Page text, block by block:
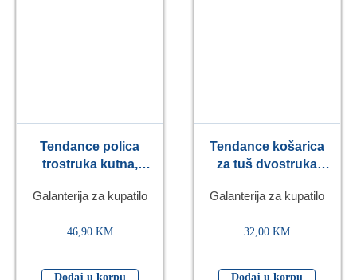
Tendance polica
trostruka kutna,
Galanterija za kupatilo
46,90 KM
Dodaj u korpu
Tendance košarica
za tuš dvostruka
bambus/crna
Galanterija za kupatilo
32,00KM
Dodaj u korpu